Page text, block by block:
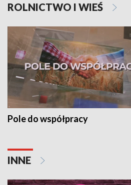
ROLNICTWO I WIEŚ
Pole do współpracy
INNE